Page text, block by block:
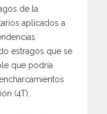
de la
aplicados a
estragos que se
que podría
(4T).